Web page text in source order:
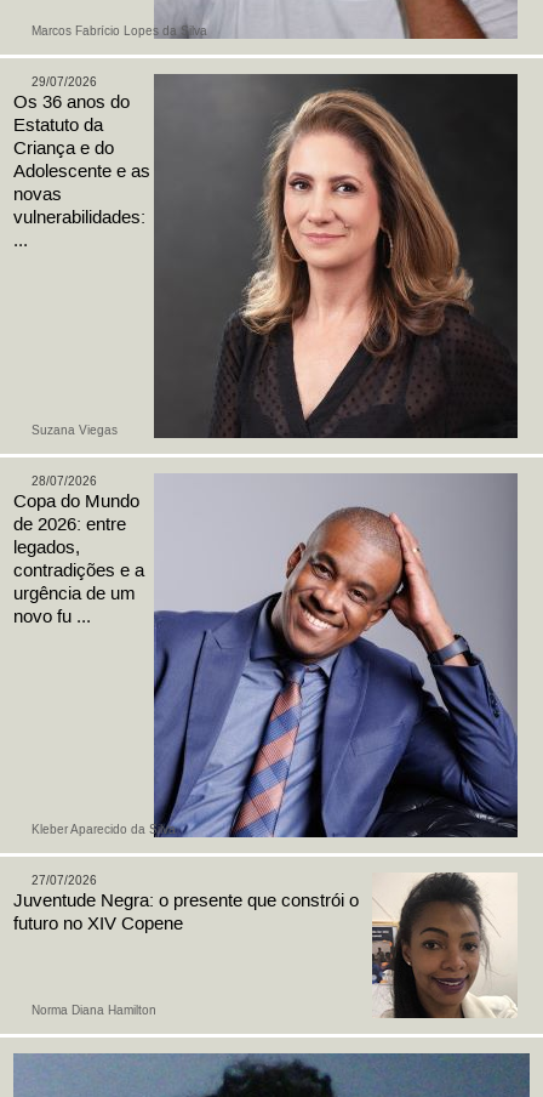
Marcos Fabrício Lopes da Silva
Suzana Viegas
29/07/2026
Os 36 anos do
Estatuto da
Criança e do
Adolescente e as
novas
vulnerabilidades:
...
Kleber Aparecido da Silva
28/07/2026
Copa do Mundo
de 2026: entre
legados,
contradições e a
urgência de um
novo fu ...
Norma Diana Hamilton
27/07/2026
Juventude Negra: o presente que constrói o
futuro no XIV Copene